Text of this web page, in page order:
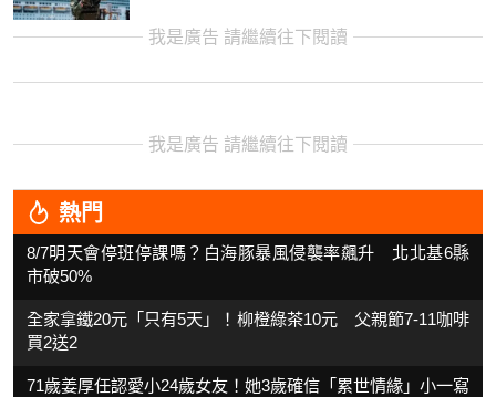
我是廣告 請繼續往下閱讀
我是廣告 請繼續往下閱讀
熱門
8/7明天會停班停課嗎？白海豚暴風侵襲率飆升 北北基6縣
市破50%
全家拿鐵20元「只有5天」！柳橙綠茶10元 父親節7-11咖啡
買2送2
71歲姜厚任認愛小24歲女友！她3歲確信「累世情緣」小一寫